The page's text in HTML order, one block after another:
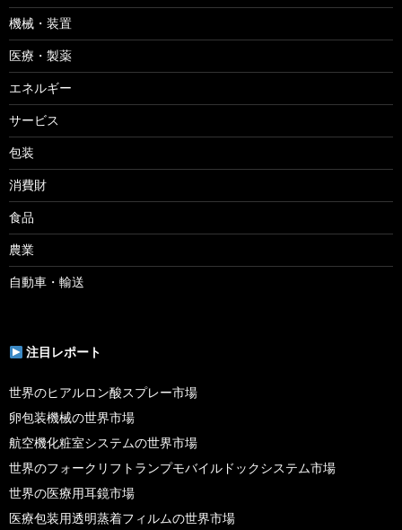
機械・装置
医療・製薬
エネルギー
サービス
包装
消費財
食品
農業
自動車・輸送
注目レポート
世界のヒアルロン酸スプレー市場
卵包装機械の世界市場
航空機化粧室システムの世界市場
世界のフォークリフトランプモバイルドックシステム市場
世界の医療用耳鏡市場
医療包装用透明蒸着フィルムの世界市場